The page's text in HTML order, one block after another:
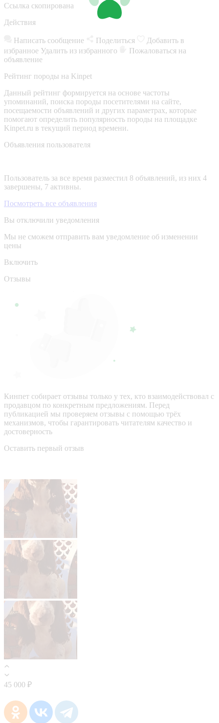
Ссылка скопирована
Действия
Написать сообщение Поделиться
Добавить в
избранное Удалить из избранного
Пожаловаться на
объявление
Рейтинг породы на Kinpet
Данный рейтинг формируется на основе частоты
упоминаний, поиска породы посетителями на сайте,
посещаемости объявлений и других параметрах, которые
помогают определить популярность породы на площадке
Kinpet.ru в текущий период времени.
Объявления пользователя
Пользователь за все время разместил 8 объявлений, из них 4
завершены, 7 активны.
Посмотреть все объявления
Вы отключили уведомления
Мы не сможем отправить вам уведомление об изменении
цены
Включить
Отзывы
Кинпет собирает отзывы только у тех, кто взаимодействовал с
продавцом по конкретным предложениям. Перед
публикацией мы проверяем отзывы с помощью трёх
механизмов, чтобы гарантировать читателям качество и
достоверность
Оставить первый отзыв
45 000 ₽